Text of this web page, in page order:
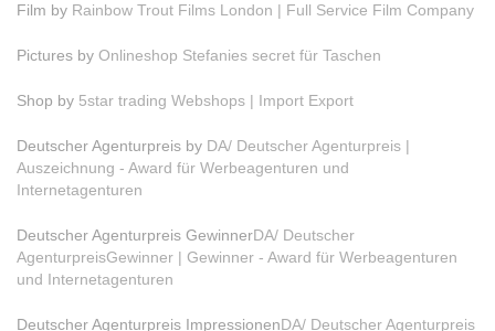
Film by Rainbow Trout Films London | Full Service Film Company
Pictures by Onlineshop Stefanies secret für Taschen
Shop by 5star trading Webshops | Import Export
Deutscher Agenturpreis by DA/ Deutscher Agenturpreis |
Auszeichnung - Award für Werbeagenturen und
Internetagenturen
Deutscher Agenturpreis GewinnerDA/ Deutscher
AgenturpreisGewinner | Gewinner - Award für Werbeagenturen
und Internetagenturen
Deutscher Agenturpreis ImpressionenDA/ Deutscher Agenturpreis